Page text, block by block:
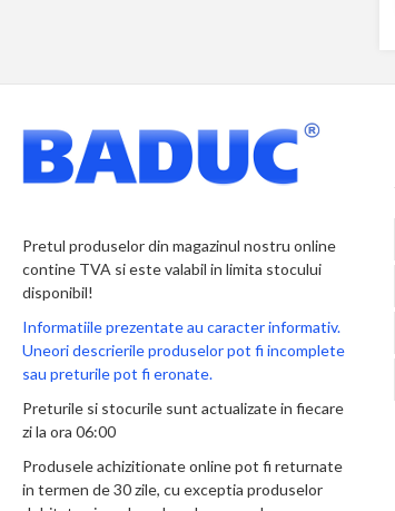
Pretul produselor din magazinul nostru online
contine TVA si este valabil in limita stocului
disponibil!
Informatiile prezentate au caracter informativ.
Uneori descrierile produselor pot fi incomplete
sau preturile pot fi eronate.
Preturile si stocurile sunt actualizate in fiecare
zi la ora 06:00
Produsele achizitionate online pot fi returnate
in termen de 30 zile, cu exceptia produselor